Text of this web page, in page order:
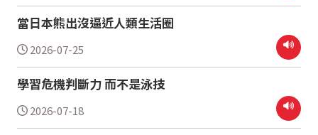
當日本熊出沒逼近人類生活圈
2026-07-25
學習危機判斷力 而不是泳技
2026-07-18